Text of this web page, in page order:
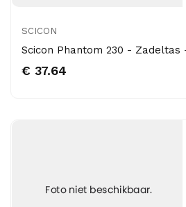
SCICON
Scicon Phantom 230 -
€ 37.64